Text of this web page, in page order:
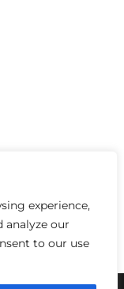
experience,
analyze our
to our use
cu